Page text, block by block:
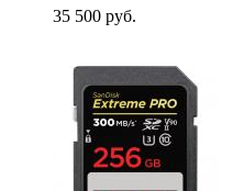
35 500 руб.